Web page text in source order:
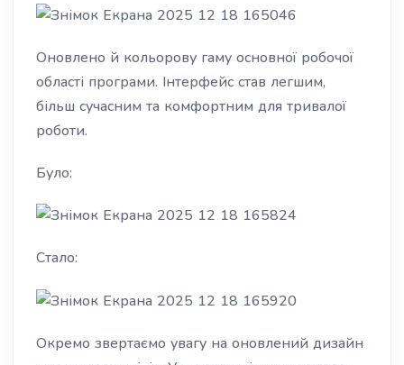
Оновлено й кольорову гаму основної робочої
області програми. Інтерфейс став легшим,
більш сучасним та комфортним для тривалої
роботи.
Було:
Стало:
Окремо звертаємо увагу на оновлений дизайн